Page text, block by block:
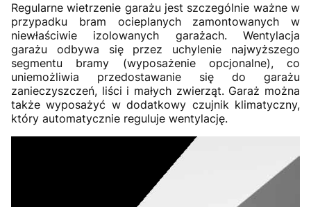
Regularne wietrzenie garażu jest szczególnie ważne w
przypadku bram ocieplanych zamontowanych w
niewłaściwie izolowanych garażach. Wentylacja
garażu odbywa się przez uchylenie najwyższego
segmentu bramy (wyposażenie opcjonalne), co
uniemożliwia przedostawanie się do garażu
zanieczyszczeń, liści i małych zwierząt. Garaż można
także wyposażyć w dodatkowy czujnik klimatyczny,
który automatycznie reguluje wentylację.